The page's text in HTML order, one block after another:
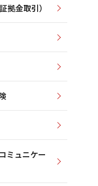
拠金取引）
ミュニケー